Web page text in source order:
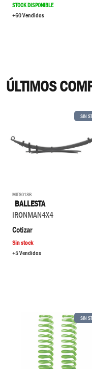
STOCK DISPONIBLE
+60 Vendidos
ÚLTIMOS
SIN
MITS018B
BALLESTA
IRONMAN4X4
Cotizar
Sin stock
+5 Vendidos
SIN